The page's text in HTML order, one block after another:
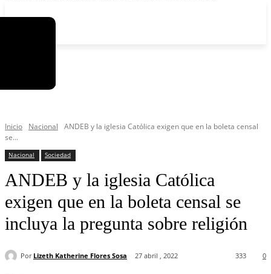
Inicio Nacional
ANDEB y la iglesia Católica exigen que en la boleta censal
se...
Nacional Sociedad
ANDEB y la iglesia Católica
exigen que en la boleta censal se
incluya la pregunta sobre religión
Por Lizeth Katherine Flores Sosa 27 abril , 2022 0
333